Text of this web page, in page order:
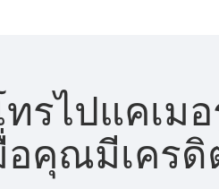
รไปแคเม
อคุณมีเคร